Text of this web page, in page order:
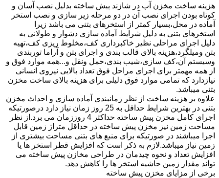
هزینه ساخت مخزن آب در شازند پیش ساخته بدلیل نصب آسان و
کوتاه بودن اجرای نصب آن در دو مرحله زیر سازی و نصب استخر
آماده در محل،بسیار کمتر از استخرهای بتنی می باشد زیرا
استخرهای بتنی به دلیل شرایط آماده سازی دشوار و طولانی به
دلیل اجرای مراحلی نظیر خاکبرداری کف،مخلوط ریزی کف،تهیه
بتن ومیلگرد،هزینه بالای قالب بندی و اجرای بتن و آراما توربندی
وسیستم آن،کف سازی،شیب بندی،حمل ونقل و...همه موارد فوق و
از همه مهمتر برای اجرای مراحل فوق تعداد بالایی نیروی انسانی
نیازدارد که تمامی موارد فوق دلیلی برای هزینه بالای ساخت مخزن
بتنی میباشد.
علاوه بر هزینه ساخت از نظر زمانبندی آماده سازی و احداث مخزن
بتنی در بهترین شرایط حداقل به 25 روز زمان نیاز دارد درصورتیکه
اجرای کامل مخزن پیش ساخته حداکثر 4 روززمان می برد.از نظر
مساحت زمین نیز مخزن پیش ساخته در حداقل متراژ زمین قابل
اجرا میباشند در صورتیکه برای منبع های بتنی مساحت بیشتری از
زمین نیاز میباشد.لازم به ذکر است که افزایش قطر استخر ها یا
افزایش تعداد و نحوه چیدمان در طراحی مخازن پیش ساخته می
تواند مقدار زمین حاشیه استخر ها را کاهش دهد.
برخی از مزایای مخزن پیش ساخته